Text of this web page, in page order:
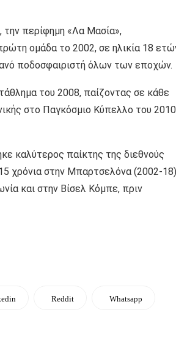
την περίφημη «Λα Μασία»,
ομάδα το 2002, σε ηλικία 18
ποδοσφαιριστή όλων των εποχών.
του 2008, παίζοντας σε κάθε
στο Παγκόσμιο Κύπελλο του
καλύτερος παίκτης της διεθνούς
χρόνια στην Μπαρτσελόνα (2002-
και στην Βίσελ Κόμπε, πριν
Reddit Whatsapp